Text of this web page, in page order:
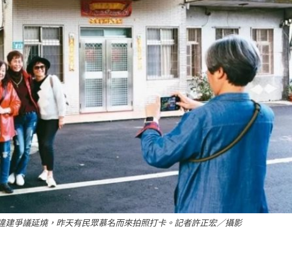
建爭議延燒，昨天有民眾慕名而來拍照打卡。記者許正宏／攝影